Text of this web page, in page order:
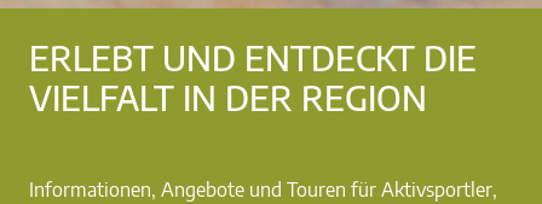
ERLEBT UND ENTDECKT DIE
VIELFALT IN DER REGION
Informationen, Angebote und Touren für Aktivsportler,